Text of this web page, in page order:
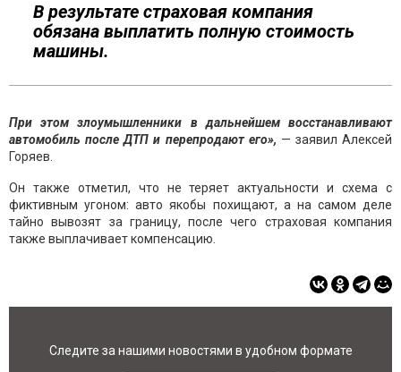
В результате страховая компания
обязана выплатить полную стоимость
машины.
При этом злоумышленники в дальнейшем восстанавливают
автомобиль после ДТП и перепродают его», — заявил Алексей
Горяев.
Он также отметил, что не теряет актуальности и схема с
фиктивным угоном: авто якобы похищают, а на самом деле
тайно вывозят за границу, после чего страховая компания
также выплачивает компенсацию.
Следите за нашими новостями в удобном формате